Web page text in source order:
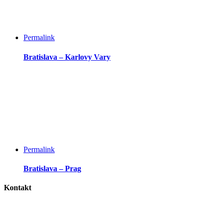
Permalink
Bratislava – Karlovy Vary
Permalink
Bratislava – Prag
Kontakt